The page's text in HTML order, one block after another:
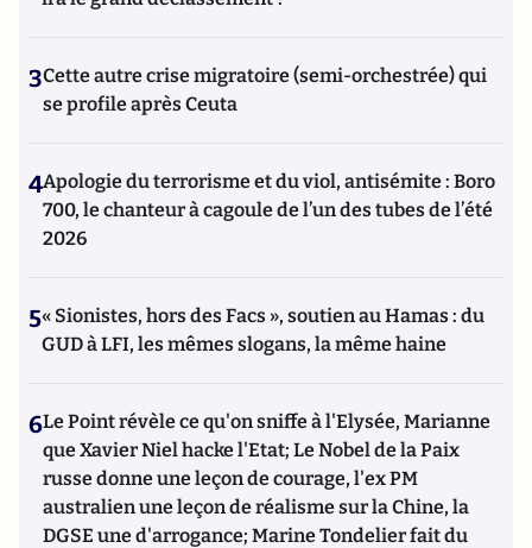
3Cette autre crise migratoire (semi-orchestrée) qui
se profile après Ceuta
4Apologie du terrorisme et du viol, antisémite : Boro
700, le chanteur à cagoule de l’un des tubes de l’été
2026
5« Sionistes, hors des Facs », soutien au Hamas : du
GUD à LFI, les mêmes slogans, la même haine
6Le Point révèle ce qu'on sniffe à l'Elysée, Marianne
que Xavier Niel hacke l'Etat; Le Nobel de la Paix
russe donne une leçon de courage, l'ex PM
australien une leçon de réalisme sur la Chine, la
DGSE une d'arrogance; Marine Tondelier fait du